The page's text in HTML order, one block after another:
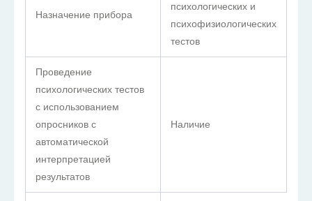
Назначение прибора
психологических и
психофизиологических
тестов
Проведение
психологических тестов
с использованием
опросников с
автоматической
интерпретацией
результатов
Наличие